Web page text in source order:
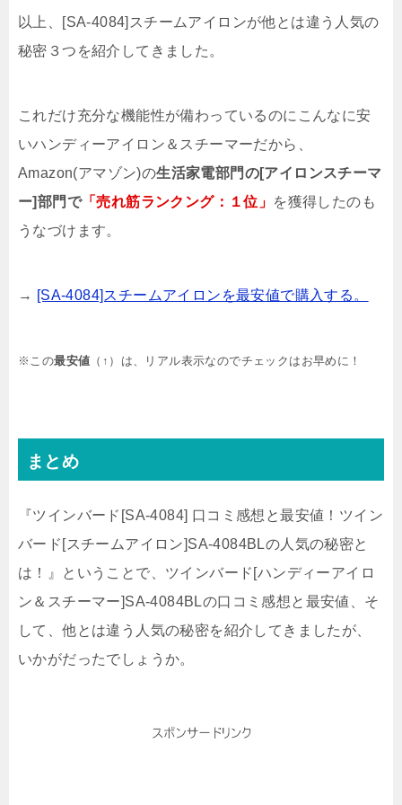
以上、[SA-4084]スチームアイロンが他とは違う人気の
秘密３つを紹介してきました。
これだけ充分な機能性が備わっているのにこんなに安
いハンディーアイロン＆スチーマーだから、
Amazon(アマゾン)の生活家電部門の[アイロンスチーマ
ー]部門で「売れ筋ランクング：１位」 を獲得したのも
うなづけます。
→ [SA-4084]スチームアイロンを最安値で購入する。
※この最安値 （↑）は、 リアル表示なのでチェックはお早めに！
まとめ
『ツインバード[SA-4084] 口コミ感想と最安値！ツイン
バード[スチームアイロン]SA-4084BLの人気の秘密と
は！』ということで、ツインバード[ハンディーアイロ
ン＆スチーマー]SA-4084BLの口コミ感想と最安値、そ
して、他とは違う人気の秘密を紹介してきましたが、
いかがだったでしょうか。